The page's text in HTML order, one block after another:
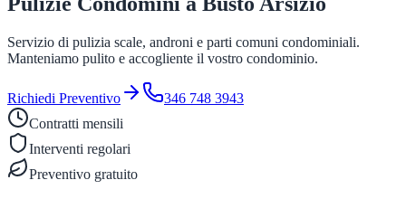
Servizio di pulizia scale, androni e parti comuni condominiali.
Manteniamo pulito e accogliente il vostro condominio.
Richiedi Preventivo
346 748 3943
Contratti mensili
Interventi regolari
Preventivo gratuito